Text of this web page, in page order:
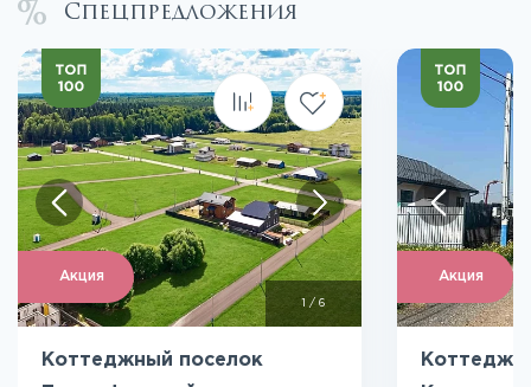
Спецпредложения
Акция
1 / 6
Коттеджный поселок
Акция